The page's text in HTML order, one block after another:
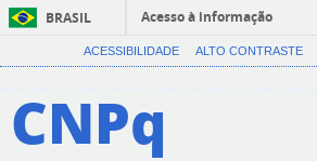
BRASIL
Acesso à informação
ACESSIBILIDADE ALTO CONTRASTE
CNPq